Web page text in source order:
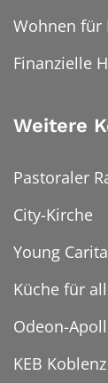
Wohnen für
Finanzielle
Weitere
Pastoraler
City-Kirche
Young
Küche für
Odeon-
KEB Koblenz